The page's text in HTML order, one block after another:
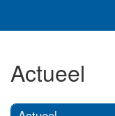
Actueel